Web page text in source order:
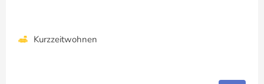
Kurzzeitwohnen